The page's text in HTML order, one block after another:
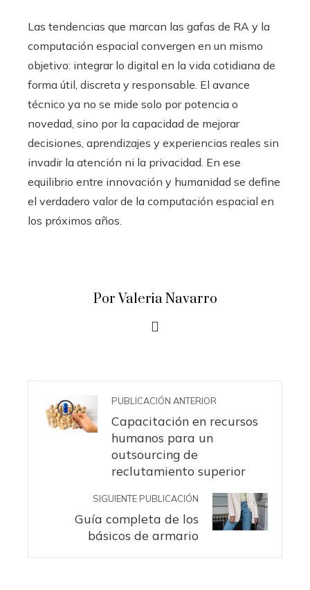
Las tendencias que marcan las gafas de RA y la
computación espacial convergen en un mismo
objetivo: integrar lo digital en la vida cotidiana de
forma útil, discreta y responsable. El avance
técnico ya no se mide solo por potencia o
novedad, sino por la capacidad de mejorar
decisiones, aprendizajes y experiencias reales sin
invadir la atención ni la privacidad. En ese
equilibrio entre innovación y humanidad se define
el verdadero valor de la computación espacial en
los próximos años.
Por Valeria Navarro
PUBLICACIÓN ANTERIOR
Capacitación en recursos
humanos para un
outsourcing de
reclutamiento superior
SIGUIENTE PUBLICACIÓN
Guía completa de los
básicos de armario